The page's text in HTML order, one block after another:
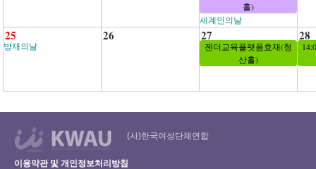
홀)
세계인의날
25
방재의날
26 27
젠더교육플랫폼효재(청
산홀)
28
(사)한국여성단체연합
이용약관 및 개인정보처리방침